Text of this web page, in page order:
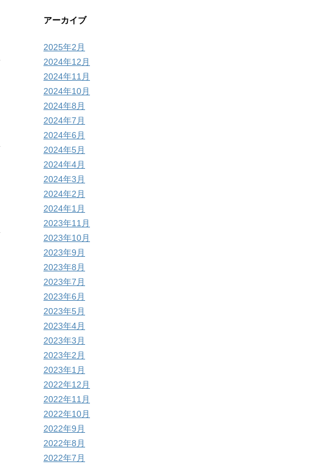
アーカイブ
2025年2月
2024年12月
2024年11月
2024年10月
2024年8月
2024年7月
2024年6月
2024年5月
2024年4月
2024年3月
2024年2月
2024年1月
2023年11月
2023年10月
2023年9月
2023年8月
2023年7月
2023年6月
2023年5月
2023年4月
2023年3月
2023年2月
2023年1月
2022年12月
2022年11月
2022年10月
2022年9月
2022年8月
2022年7月